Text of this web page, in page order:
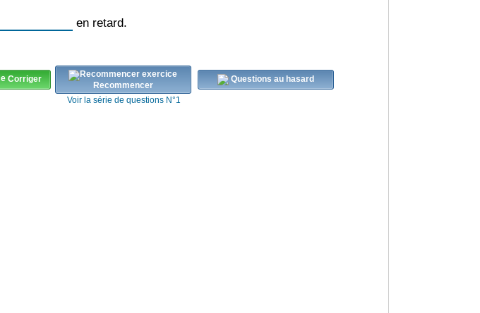
en retard.
Corriger
Recommencer
Questions au hasard
Voir la série de questions N°1